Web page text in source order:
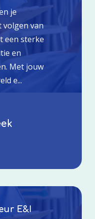
je
van
een sterke
en
Met jouw
e...
E&I